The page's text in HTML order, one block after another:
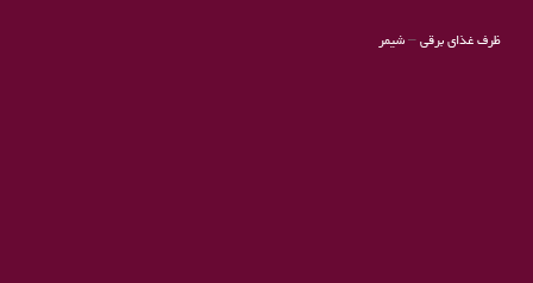
ظرف غذای برقی– شیمر